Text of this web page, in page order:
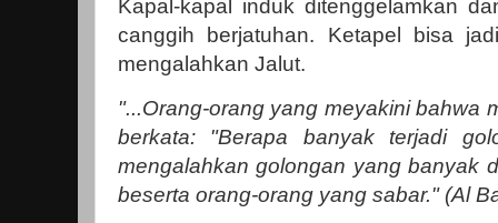
Kapal-kapal induk ditenggelamkan
canggih berjatuhan. Ketapel bisa
mengalahkan Jalut.
"...Orang-orang yang meyakini bahwa
berkata: "Berapa banyak terjadi
mengalahkan golongan yang banyak
beserta orang-orang yang sabar." (Al